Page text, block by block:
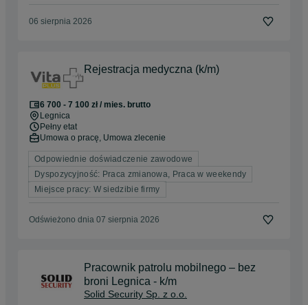
06 sierpnia 2026
Rejestracja medyczna (k/m)
6 700 - 7 100 zł / mies. brutto
Legnica
Pełny etat
Umowa o pracę, Umowa zlecenie
Odpowiednie doświadczenie zawodowe
Dyspozycyjność: Praca zmianowa, Praca w weekendy
Miejsce pracy: W siedzibie firmy
Odświeżono dnia 07 sierpnia 2026
Pracownik patrolu mobilnego – bez
broni Legnica - k/m
Solid Security Sp. z o.o.